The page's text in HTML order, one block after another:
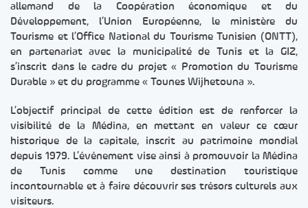
allemand de la Coopération économique et du
Développement, l’Union Européenne, le ministère du
Tourisme et l’Office National du Tourisme Tunisien (ONTT),
en partenariat avec la municipalité de Tunis et la GIZ,
s’inscrit dans le cadre du projet « Promotion du Tourisme
Durable » et du programme « Tounes Wijhetouna ».
L’objectif principal de cette édition est de renforcer la
visibilité de la Médina, en mettant en valeur ce cœur
historique de la capitale, inscrit au patrimoine mondial
depuis 1979. L’événement vise ainsi à promouvoir la Médina
de Tunis comme une destination touristique
incontournable et à faire découvrir ses trésors culturels aux
visiteurs.